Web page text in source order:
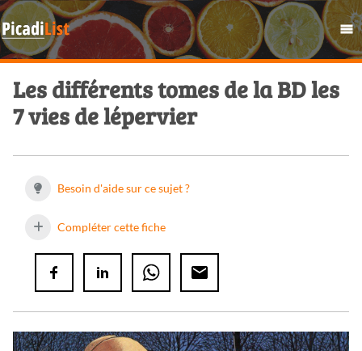
Les différents tomes de la BD les
7 vies de lépervier
Besoin d'aide sur ce sujet ?
Compléter cette fiche